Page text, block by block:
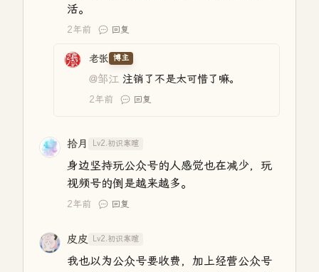
活。
2年前 回复
老张 博主
@邹江 注销了不是太可惜了嘛。
2年前 回复
拾月 Lv2.初识寒暄
身边坚持玩公众号的人感觉也在减少，玩
视频号的倒是越来越多。
2年前 回复
皮皮 Lv2.初识寒暄
我也以为公众号要收费，加上经营公众号